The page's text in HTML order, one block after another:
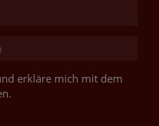
erkläre mich mit dem